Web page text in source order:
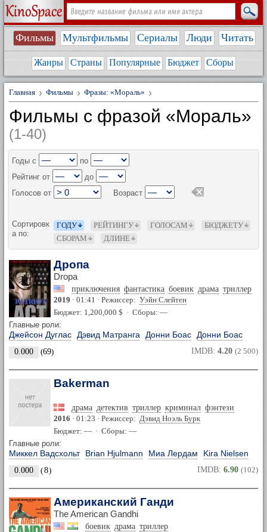
Фильмы Мультфильмы Сериалы Люди Читать
Жанры Страны Популярные Бюджет Сборы
Главная Фильмы Фразы: «Мораль»
Фильмы с фразой «Мораль»
(1-40)
Годы с
по
Рейтинг от
до
Голосов от
Возраст
Сортировк
а по:
ГОДУ РЕЙТИНГУ ГОЛОСАМ
БЮДЖЕТУ
СБОРАМ
ДЛИНЕ
Дропа
Dropa
приключения фантастика боевик драма триллер
2019 · 01:41 · Режиссер: Уэйн Слейтен
Бюджет: 1,200,000 $ · Сборы: —
Главные роли:
Джейсон Дуглас Дэвид Матранга Донни Боас Донни Боас
0.000 (69) IMDB: 4.20 (2 500)
Bakerman
драма детектив триллер криминал фэнтези
2016 · 01:23 · Режиссер: Дэвид Ноэль Бурк
Бюджет: — · Сборы: —
Главные роли:
Миккел Вадсхольт Brian Hjulmann Миа Лердам Kira Nielsen
0.000 (8) IMDB: 6.90 (102)
Американский Ганди
The American Gandhi
боевик драма триллер